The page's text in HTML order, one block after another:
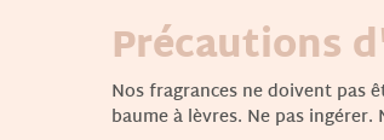
Précautions
Nos fragrances ne doivent pas
baume à lèvres. Ne pas